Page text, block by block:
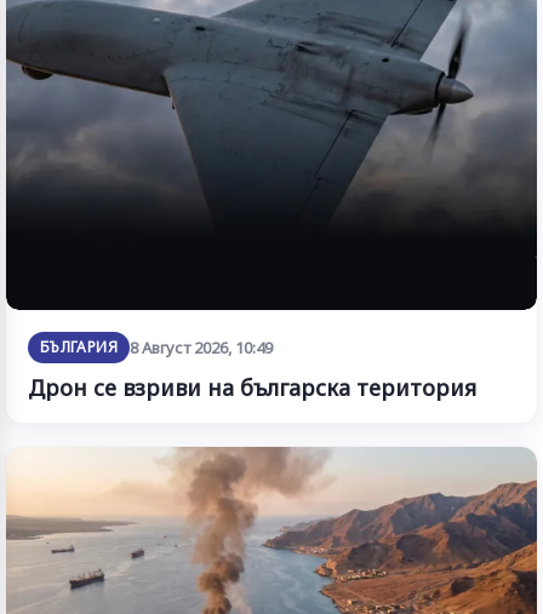
БЪЛГАРИЯ 8 Август 2026, 10:49
Дрон се взриви на българска територия